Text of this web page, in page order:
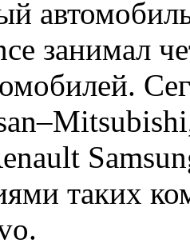
занимал
таких